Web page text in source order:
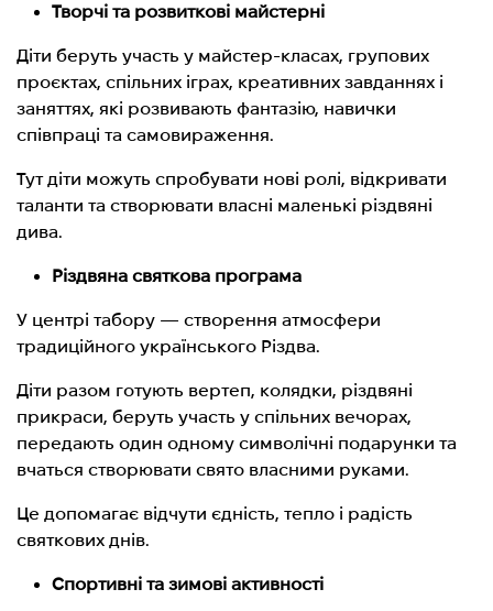
Творчі та розвиткові майстерні
Діти беруть участь у майстер-класах, групових
проєктах, спільних іграх, креативних завданнях і
заняттях, які розвивають фантазію, навички
співпраці та самовираження.
Тут діти можуть спробувати нові ролі, відкривати
таланти та створювати власні маленькі різдвяні
дива.
Різдвяна святкова програма
У центрі табору — створення атмосфери
традиційного українського Різдва.
Діти разом готують вертеп, колядки, різдвяні
прикраси, беруть участь у спільних вечорах,
передають один одному символічні подарунки та
вчаться створювати свято власними руками.
Це допомагає відчути єдність, тепло і радість
святкових днів.
Спортивні та зимові активності